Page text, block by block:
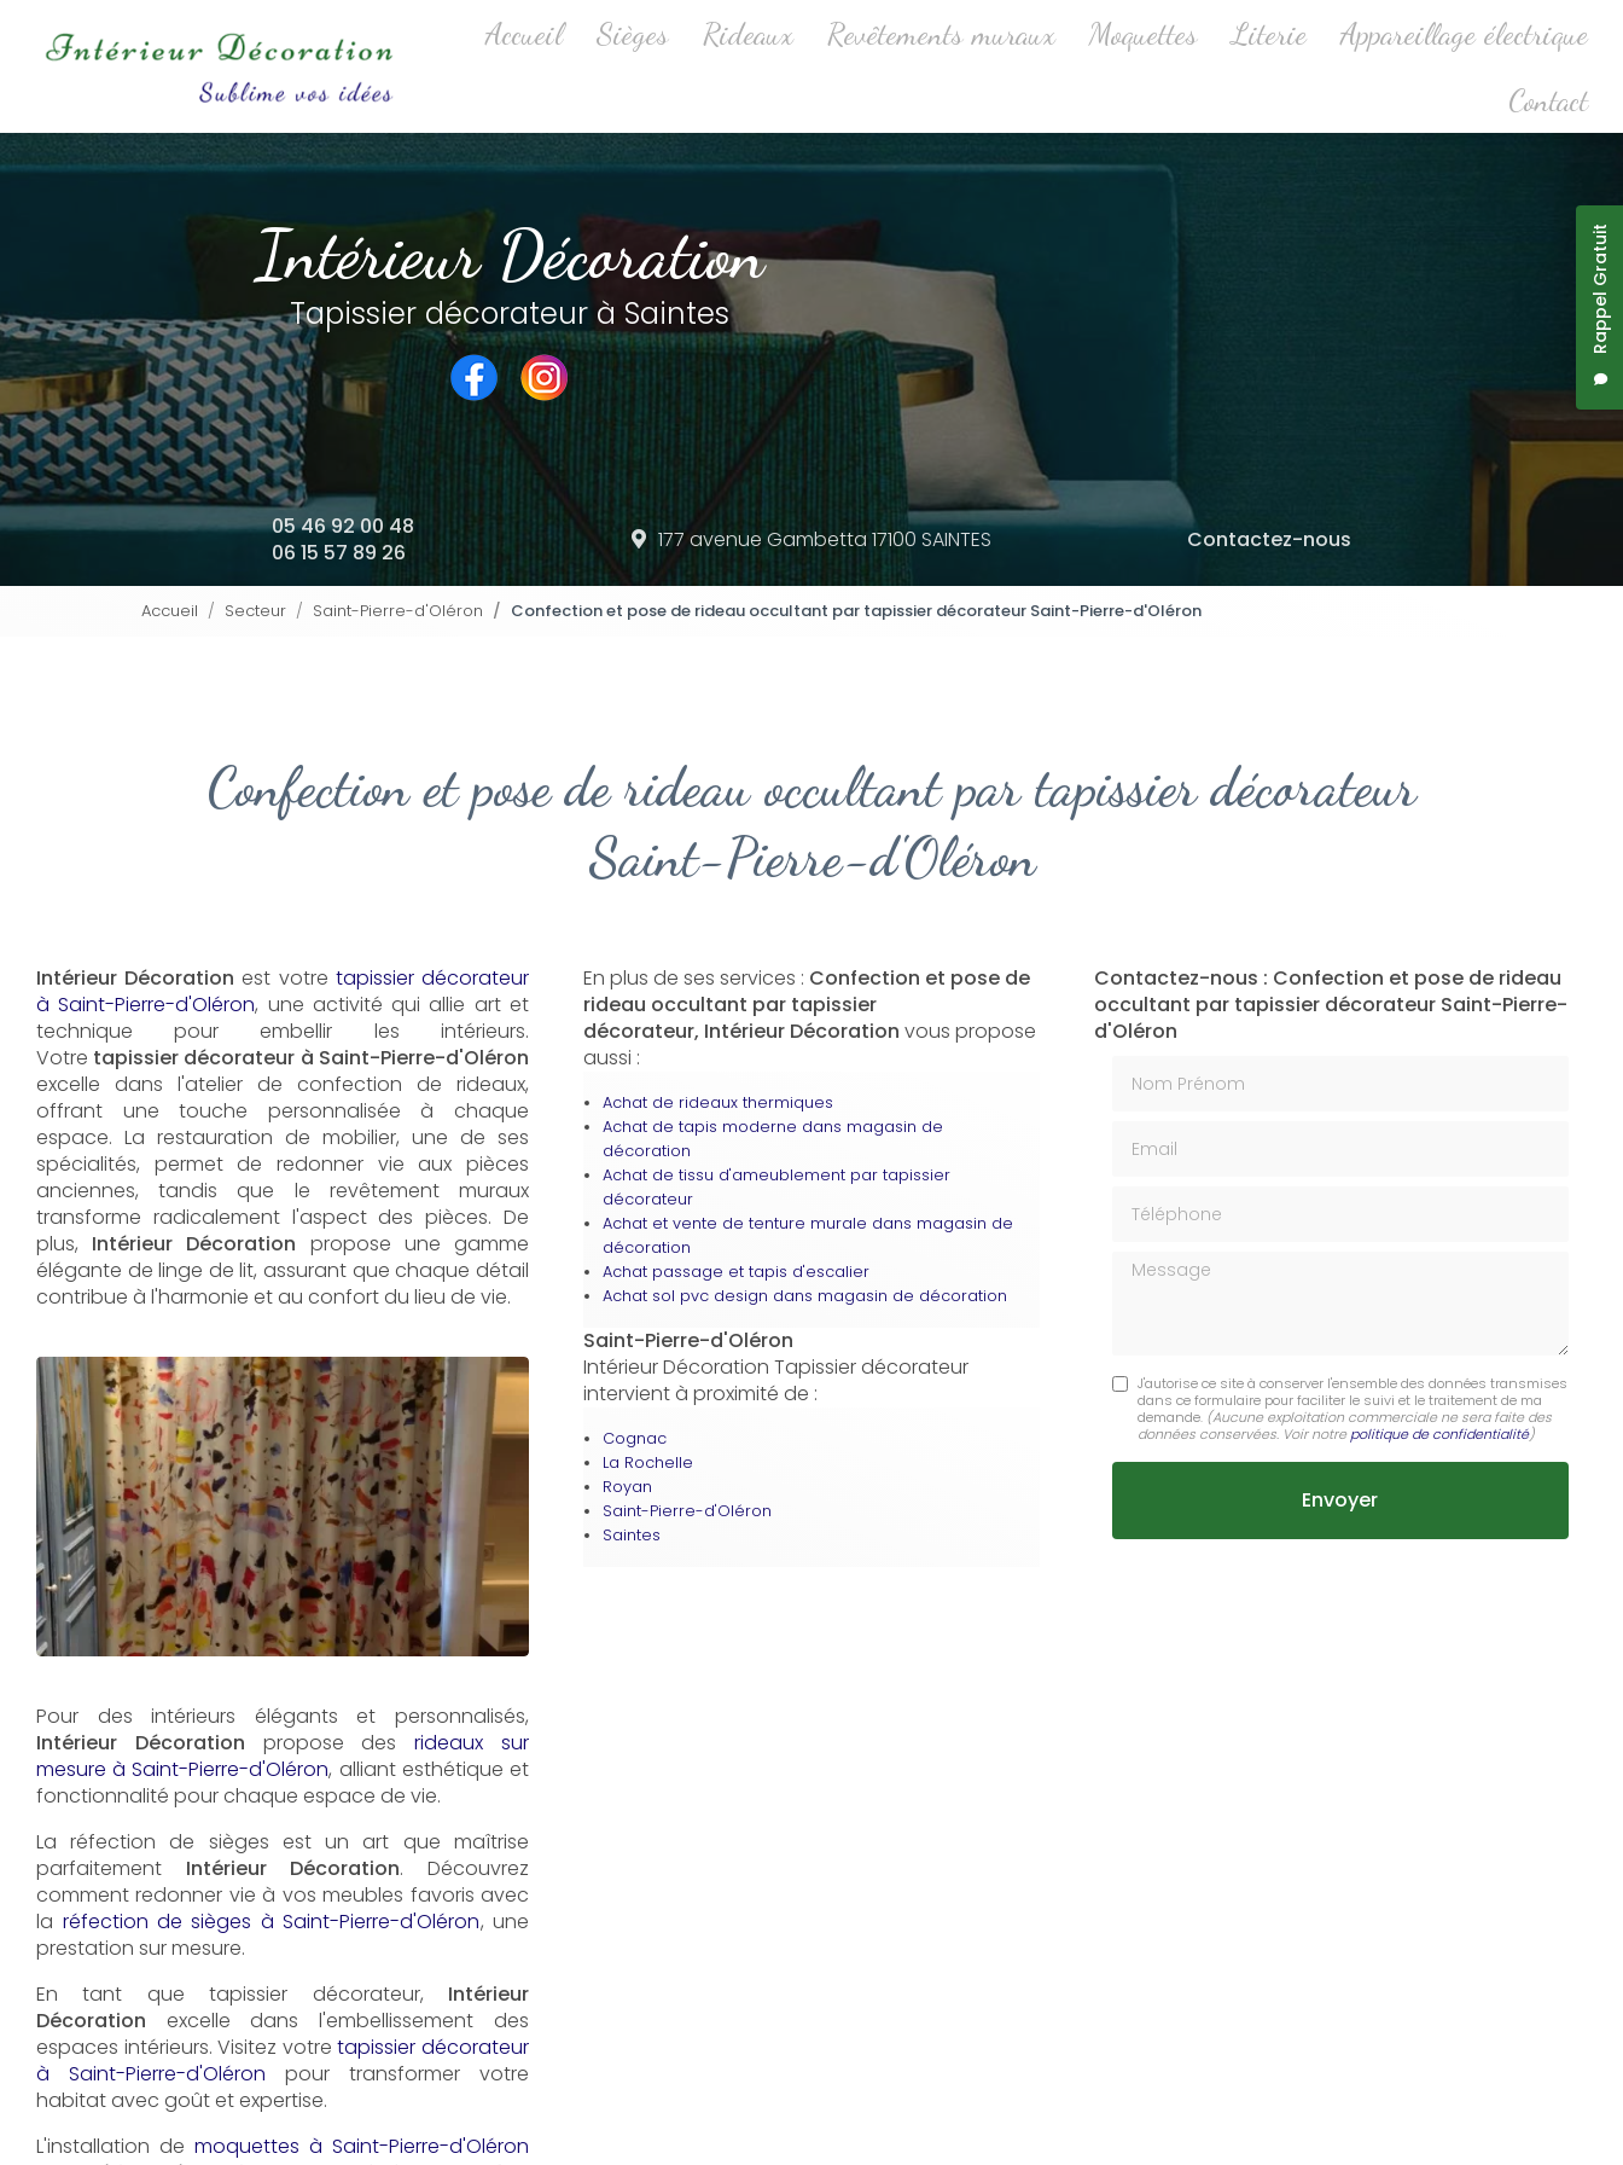
contenu
Rappel Gratuit
Accueil Sièges Rideaux Revêtements muraux Moquettes Literie
Appareillage électrique
Contact
Intérieur Décoration
Tapissier décorateur à Saintes
05 46 92 00 48
06 15 57 89 26
177 avenue Gambetta 17100 SAINTES Contactez-nous
Accueil Secteur Saint-Pierre-d'Oléron Confection et pose de rideau occultant par tapissier décorateur Saint-Pierre-d'Oléron
Confection et pose de rideau occultant par tapissier décorateur
Saint-Pierre-d'Oléron
Intérieur Décoration est votre tapissier décorateur
à Saint-Pierre-d'Oléron, une activité qui allie art et
technique pour embellir les intérieurs.
Votre tapissier décorateur à Saint-Pierre-d'Oléron
excelle dans l'atelier de confection de rideaux,
offrant une touche personnalisée à chaque
espace. La restauration de mobilier, une de ses
spécialités, permet de redonner vie aux pièces
anciennes, tandis que le revêtement muraux
transforme radicalement l'aspect des pièces. De
plus, Intérieur Décoration propose une gamme
élégante de linge de lit, assurant que chaque détail
contribue à l'harmonie et au confort du lieu de vie.
Pour des intérieurs élégants et personnalisés,
Intérieur Décoration propose desrideaux sur
mesure à Saint-Pierre-d'Oléron, alliant esthétique et
fonctionnalité pour chaque espace de vie.
La réfection de sièges est un art que maîtrise
parfaitement Intérieur Décoration. Découvrez
comment redonner vie à vos meubles favoris avec
la réfection de sièges à Saint-Pierre-d'Oléron, une
prestation sur mesure.
En tant que tapissier décorateur, Intérieur
Décoration excelle dans l'embellissement des
espaces intérieurs. Visitez votretapissier décorateur
à Saint-Pierre-d'Oléron pour transformer votre
habitat avec goût et expertise.
L'installation de moquettes à Saint-Pierre-d'Oléron
En plus de ses services : Confection et pose de
rideau occultant par tapissier
décorateur, Intérieur Décoration vous propose
aussi :
Achat de rideaux thermiques
Achat de tapis moderne dans magasin de
décoration
Achat de tissu d'ameublement par tapissier
décorateur
Achat et vente de tenture murale dans magasin de
décoration
Achat passage et tapis d'escalier
Achat sol pvc design dans magasin de décoration
Saint-Pierre-d'Oléron
Intérieur Décoration Tapissier décorateur
intervient à proximité de :
Cognac
La Rochelle
Royan
Saint-Pierre-d'Oléron
Saintes
Contactez-nous : Confection et pose de rideau
occultant par tapissier décorateur Saint-Pierre-
d'Oléron
Message
J'autorise ce site à conserver l'ensemble des données transmises
dans ce formulaire pour faciliter le suivi et le traitement de ma
demande. (Aucune exploitation commerciale ne sera faite des
données conservées. Voir notrepolitique de confidentialité)